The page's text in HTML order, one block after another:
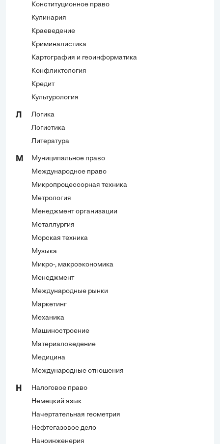
Конституционное право
Кулинария
Краеведение
Криминалистика
Картография и геоинформатика
Конфликтология
Кредит
Культурология
Л
Логика
Логистика
Литература
М
Муниципальное право
Международное право
Микропроцессорная техника
Метрология
Менеджмент организации
Металлургия
Морская техника
Музыка
Микро-, макроэкономика
Менеджмент
Международные рынки
Маркетинг
Механика
Машиностроение
Материаловедение
Медицина
Международные отношения
Н
Налоговое право
Немецкий язык
Начертательная геометрия
Нефтегазовое дело
Наноинженерия